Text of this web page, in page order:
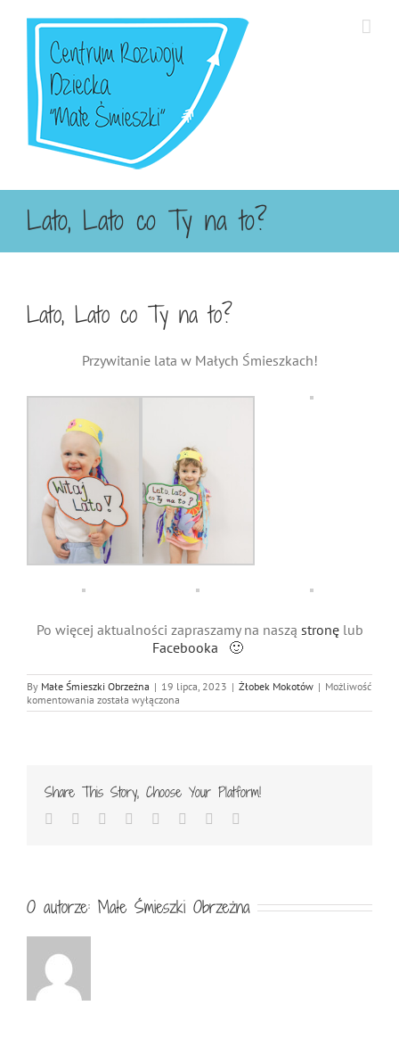
zawartości
Lato, Lato co Ty na to?
Lato, Lato co Ty na to?
Przywitanie lata w Małych Śmieszkach!
Po więcej aktualności zapraszamy na naszą stronęlub
Facebooka 🙂
By Małe Śmieszki Obrzeżna | 19 lipca, 2023 | Żłobek Mokotów | Możliwość
komentowania Lato,
Lato
została wyłączona
Share This Story, Choose Your Platform!
Facebook
TwitterReddit LinkedIn
TumblrPinterest
O autorze: Małe Śmieszki Obrzeżna